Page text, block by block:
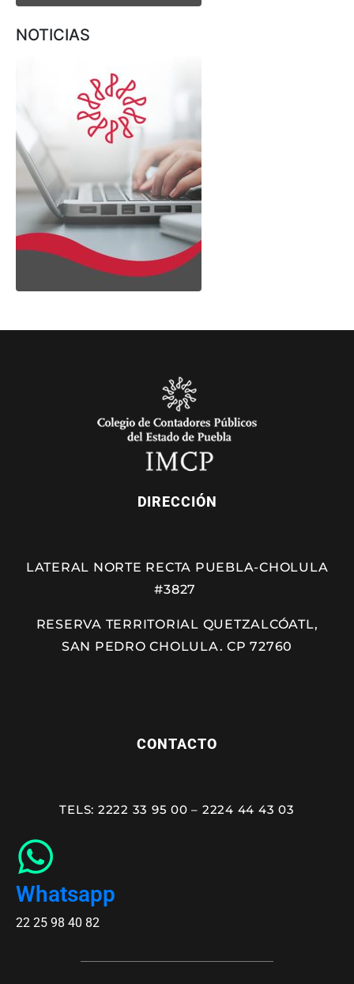
NOTICIAS
DIRECCIÓN
LATERAL NORTE RECTA PUEBLA-CHOLULA
#3827
RESERVA TERRITORIAL QUETZALCÓATL,
SAN PEDRO CHOLULA. CP 72760
CONTACTO
TELS: 2222 33 95 00 – 2224 44 43 03
Whatsapp
22 25 98 40 82